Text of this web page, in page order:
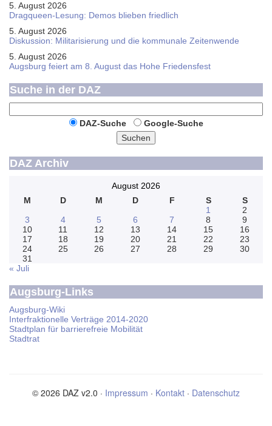
5. August 2026
Dragqueen-Lesung: Demos blieben friedlich
5. August 2026
Diskussion: Mi­li­ta­ri­sie­rung und die kommunale Zeitenwende
5. August 2026
Augsburg feiert am 8. August das Hohe Friedensfest
Suche in der DAZ
DAZ-Suche
Google-Suche
Suchen
DAZ Archiv
August 2026
M
D M D F S
S
1
2
3
4 5 6 7 8
9
10
11 12 13 14 15
16
17
18 19 20 21 22
23
24
25 26 27 28 29
30
31
« Juli
Augsburg-Links
Augsburg-Wiki
Interfraktionelle Verträge 2014-2020
Stadtplan für barrierefreie Mobilität
Stadtrat
© 2026 DAZ v2.0 · Impressum · Kontakt · Datenschutz